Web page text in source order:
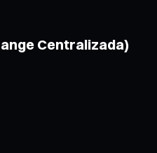
Centralizada)